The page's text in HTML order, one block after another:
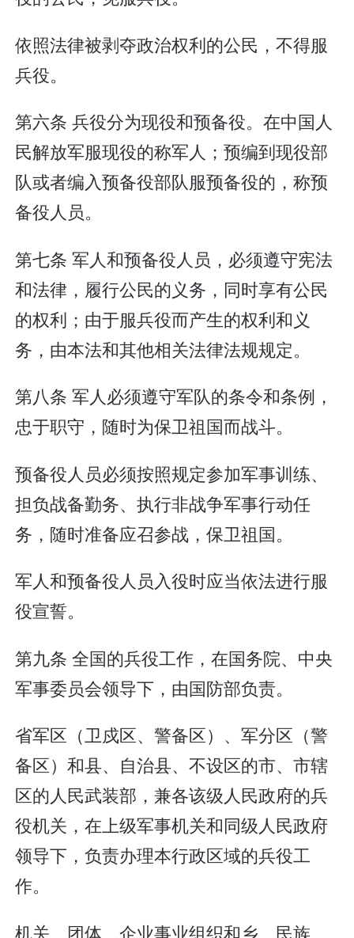
依照法律被剥夺政治权利的公民，不得服
兵役。
第六条 兵役分为现役和预备役。在中国人
民解放军服现役的称军人；预编到现役部
队或者编入预备役部队服预备役的，称预
备役人员。
第七条 军人和预备役人员，必须遵守宪法
和法律，履行公民的义务，同时享有公民
的权利；由于服兵役而产生的权利和义
务，由本法和其他相关法律法规规定。
第八条 军人必须遵守军队的条令和条例，
忠于职守，随时为保卫祖国而战斗。
预备役人员必须按照规定参加军事训练、
担负战备勤务、执行非战争军事行动任
务，随时准备应召参战，保卫祖国。
军人和预备役人员入役时应当依法进行服
役宣誓。
第九条 全国的兵役工作，在国务院、中央
军事委员会领导下，由国防部负责。
省军区（卫戍区、警备区）、军分区（警
备区）和县、自治县、不设区的市、市辖
区的人民武装部，兼各该级人民政府的兵
役机关，在上级军事机关和同级人民政府
领导下，负责办理本行政区域的兵役工
作。
机关、团体、企业事业组织和乡、民族